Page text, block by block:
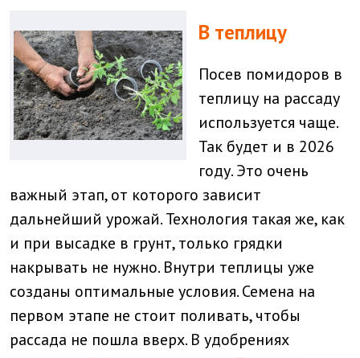
В теплицу
Посев помидоров в
теплицу на рассаду
используется чаще.
Так будет и в 2026
году. Это очень
важный этап, от которого зависит
дальнейший урожай. Технология такая же, как
и при высадке в грунт, только грядки
накрывать не нужно. Внутри теплицы уже
созданы оптимальные условия. Семена на
первом этапе не стоит поливать, чтобы
рассада не пошла вверх. В удобрениях